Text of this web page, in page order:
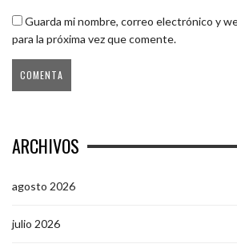
Guarda mi nombre, correo electrónico y
para la próxima vez que comente.
ARCHIVOS
agosto 2026
julio 2026